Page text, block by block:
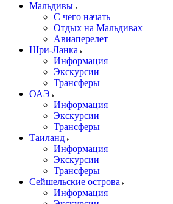
Мальдивы
С чего начать
Отдых на Мальдивах
Авиаперелет
Шри-Ланка
Информация
Экскурсии
Трансферы
ОАЭ
Информация
Экскурсии
Трансферы
Таиланд
Информация
Экскурсии
Трансферы
Сейшельские острова
Информация